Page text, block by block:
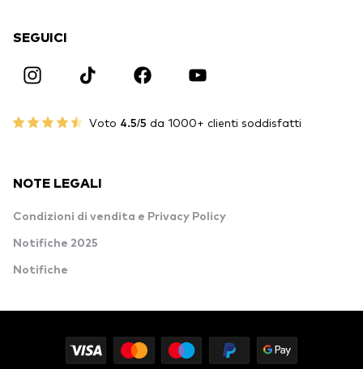
SEGUICI
Voto 4.5/5 da 1000+ clienti soddisfatti
NOTE LEGALI
Condizioni di vendita e Privacy Policy
Notifiche 2025
Notifiche